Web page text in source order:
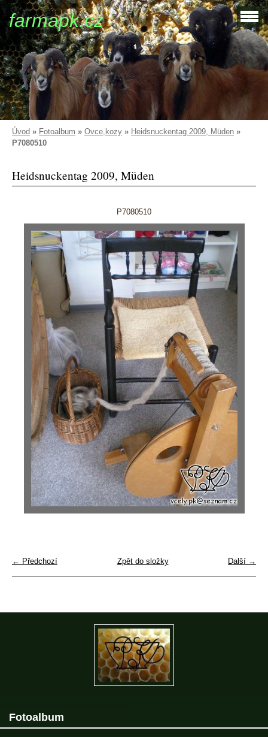
farmapk.cz
Úvod » Fotoalbum » Ovce,kozy » Heidsnuckentag 2009, Müden »
P7080510
Heidsnuckentag 2009, Müden
P7080510
← Předchozí Další →
Zpět do složky
Fotoalbum